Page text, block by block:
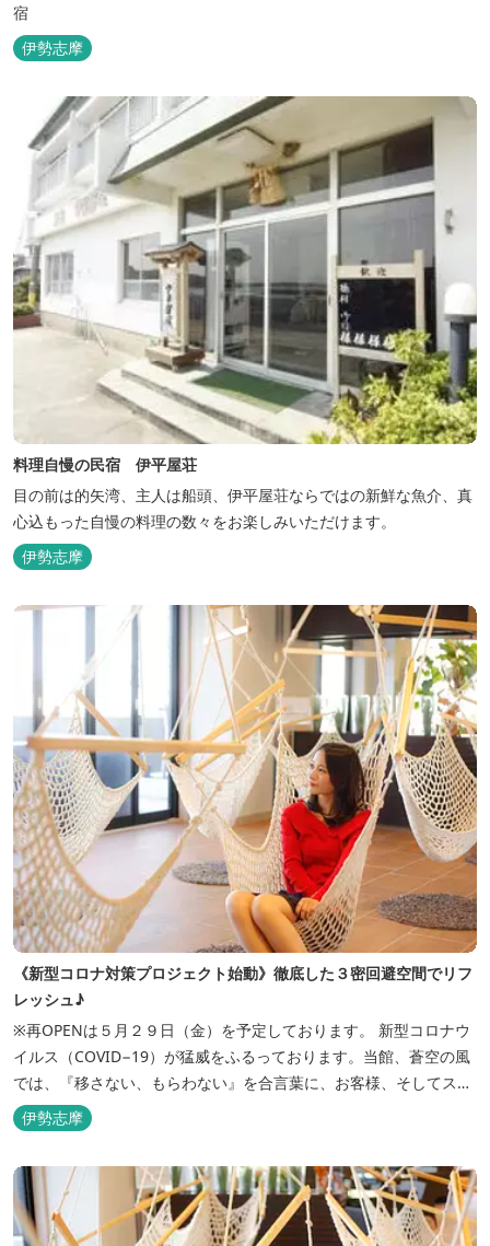
宿
伊勢志摩
料理自慢の民宿 伊平屋荘
目の前は的矢湾、主人は船頭、伊平屋荘ならではの新鮮な魚介、真
心込もった自慢の料理の数々をお楽しみいただけます。
伊勢志摩
《新型コロナ対策プロジェクト始動》徹底した３密回避空間でリフ
レッシュ♪
※再OPENは５月２９日（金）を予定しております。 新型コロナウ
イルス（COVID−19）が猛威をふるっております。当館、蒼空の風
では、『移さない、もらわない』を合言葉に、お客様、そしてスタ
ッフの感染リスクを最小限に抑えるために、館内設備、オペレーシ
ョンを見直し、徹底した管理を行います。 ※「３密・感染対策の見
える化」のため長文になっております。 《３密回避基本対策》
【密閉...
伊勢志摩